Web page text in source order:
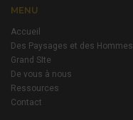
MENU
Accueil
Des Paysages et des Hommes
Grand SIte
De vous à nous
Ressources
Contact